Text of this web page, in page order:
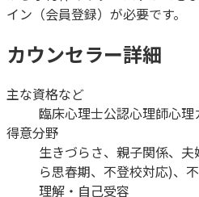
イン（会員登録）が必要です。
カウンセラー詳細
主な資格など
臨床心理士公認心理師心理
得意分野
生きづらさ、親子関係、
ら思春期、不登校対応)、
理解・自己受容